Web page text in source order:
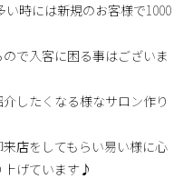
時には新規のお客様で1000
で入客に困る事はございま
したくなる様なサロン作り
店をしてもらい易い様に心
上げています♪